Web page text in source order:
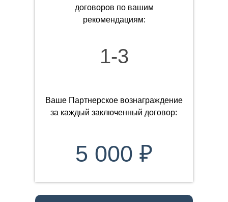
Ваше Партнерское вознаграждение
за каждый заключенный договор:
1-3
договоров по вашим
рекомендациям:
5 000 ₽